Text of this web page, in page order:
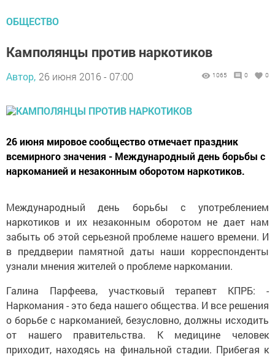
ОБЩЕСТВО
Камполянцы против наркотиков
Автор, 26 июня 2016 - 07:00 1065 0 0
26 июня мировое сообщество отмечает праздник
всемирного значения - Международный день борьбы с
наркоманией и незаконным оборотом наркотиков.
Международный день борьбы с употреблением
наркотиков и их незаконным оборотом не дает нам
забыть об этой серьезной проблеме нашего времени. И
в преддверии памятной даты наши корреспонденты
узнали мнения жителей о проблеме наркомании.
Галина Парфеева, участковый терапевт КПРБ: -
Наркомания - это беда нашего общества. И все решения
о борьбе с наркоманией, безусловно, должны исходить
от нашего правительства. К медицине человек
приходит, находясь на финальной стадии. Прибегая к